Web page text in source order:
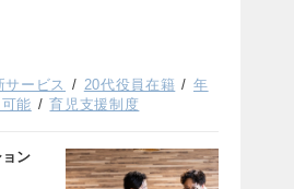
サービス 20代役員在籍
年
能 育児支援制度
ン